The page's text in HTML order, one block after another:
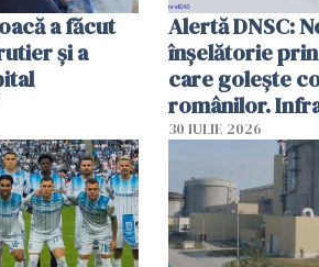
a făcut
și a
Alertă DNSC:
înșelătorie prin
care golește
românilor.
folosesc
Ghișeul.ro și
Române
30 IULIE 2026